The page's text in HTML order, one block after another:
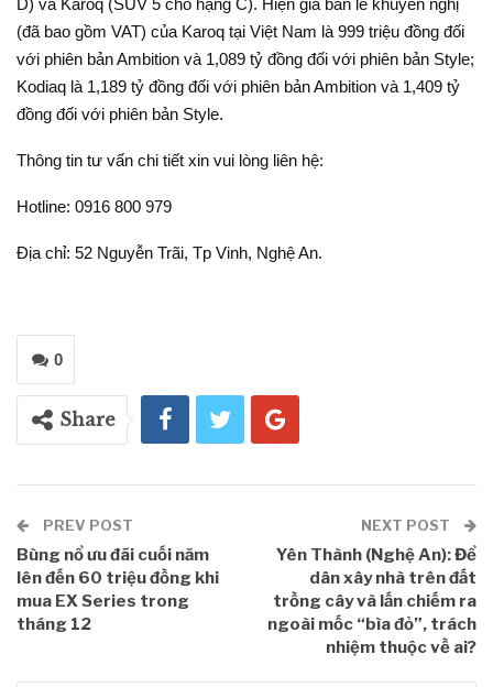
D) và Karoq (SUV 5 chỗ hạng C). Hiện giá bán lẻ khuyến nghị
(đã bao gồm VAT) của Karoq tại Việt Nam là 999 triệu đồng đối
với phiên bản Ambition và 1,089 tỷ đồng đối với phiên bản Style;
Kodiaq là 1,189 tỷ đồng đối với phiên bản Ambition và 1,409 tỷ
đồng đối với phiên bản Style.
Thông tin tư vấn chi tiết xin vui lòng liên hệ:
Hotline: 0916 800 979
Địa chỉ: 52 Nguyễn Trãi, Tp Vinh, Nghệ An.
0
Share
PREV POST
Bùng nổ ưu đãi cuối năm
lên đến 60 triệu đồng khi
mua EX Series trong
tháng 12
NEXT POST
Yên Thành (Nghệ An): Để
dân xây nhà trên đất
trồng cây và lấn chiếm ra
ngoài mốc “bìa đỏ”, trách
nhiệm thuộc về ai?